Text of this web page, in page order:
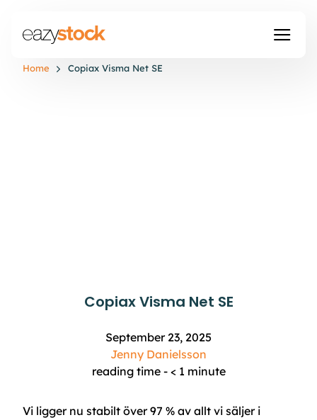
Home Copiax Visma Net SE
Copiax Visma Net SE
September 23, 2025
Jenny Danielsson
reading time - < 1 minute
Vi ligger nu stabilt över 97 % av allt vi säljer i